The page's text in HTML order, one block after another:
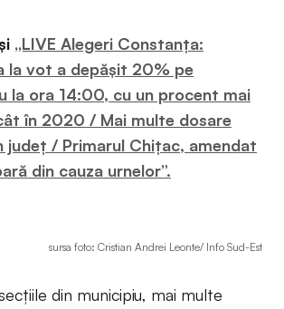
„LIVE Alegeri Constanța:
la vot a depășit 20% pe
la ora 14:00, cu un procent mai
în 2020 / Mai multe dosare
județ / Primarul Chițac, amendat
din cauza urnelor”.
sursa foto: Cristian Andrei Leonte/ Info Sud-Est
din municipiu, mai multe